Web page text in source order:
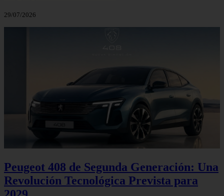
29/07/2026
Peugeot 408 de Segunda Generación: Una
Revolución Tecnológica Prevista para